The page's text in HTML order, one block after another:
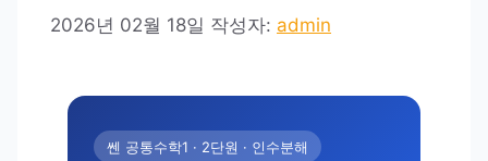
2026년 02월 18일 작성자: admin
쎈 공통수학1 · 2단원 · 인수분해